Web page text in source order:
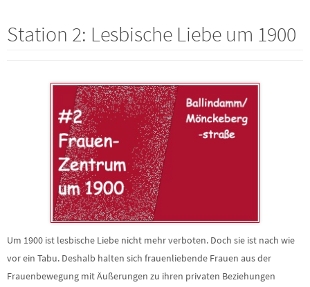
Station 2: Lesbische Liebe um 1900
Um 1900 ist lesbische Liebe nicht mehr verboten. Doch sie ist nach wie
vor ein Tabu. Deshalb halten sich frauenliebende Frauen aus der
Frauenbewegung mit Äußerungen zu ihren privaten Beziehungen